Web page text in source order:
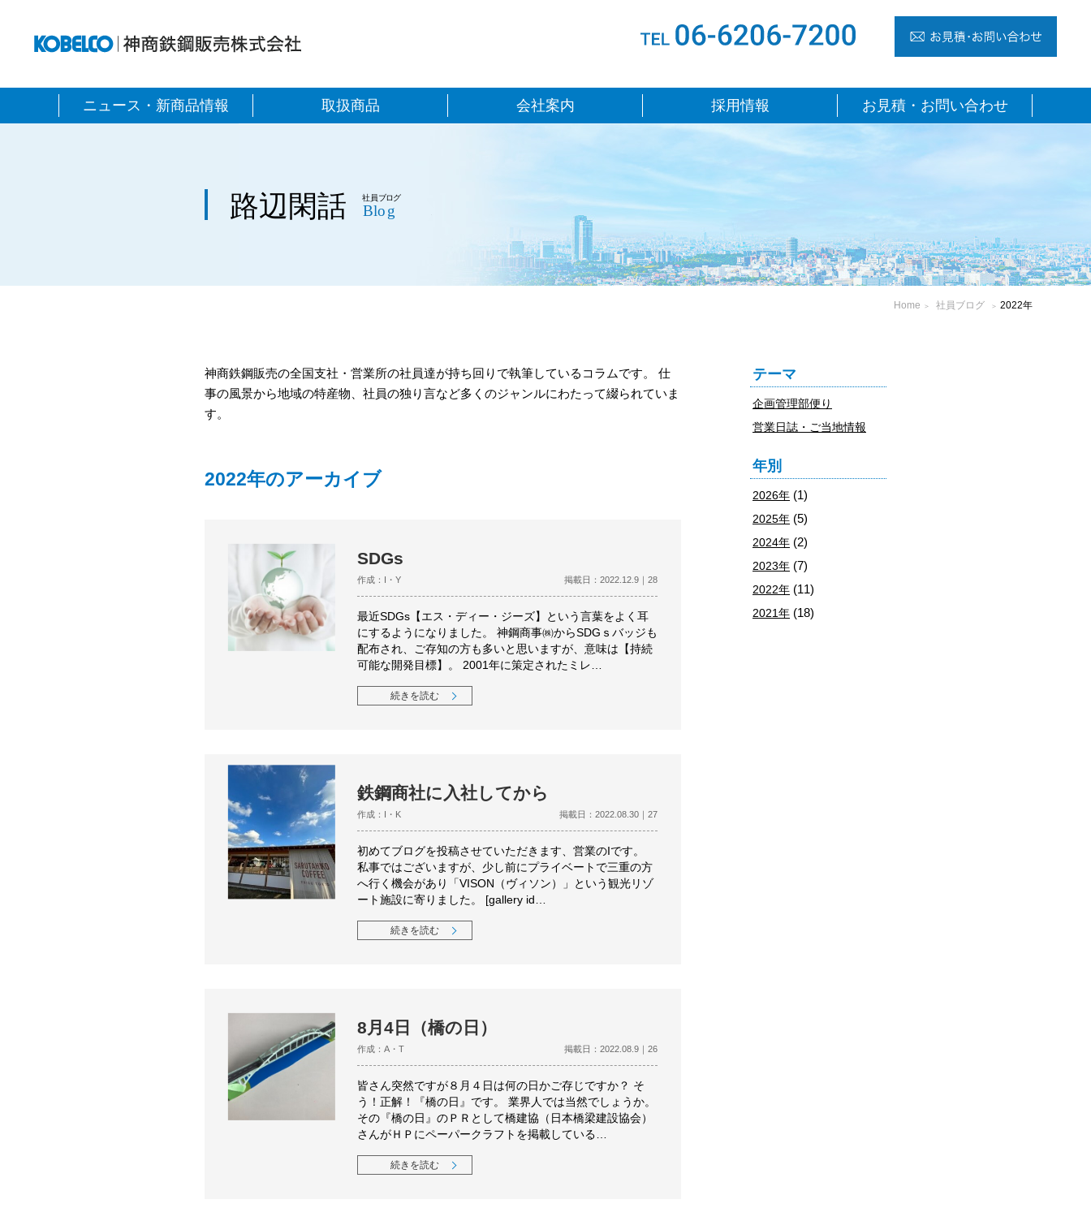
TEL 06-6206-7200
ニュース・新商品情報 取扱商品 会社案内 採用情報 お見積・お問い合わせ
路辺閑話
Home ＞ 社員ブログ ＞ 2022年
神商鉄鋼販売の全国支社・営業所の社員達が持ち回りで執筆しているコラムです。 仕
事の風景から地域の特産物、社員の独り言など多くのジャンルにわたって綴られていま
す。
2022年のアーカイブ
SDGs
作成：I・Y 掲載日：2022.12.9｜28
最近SDGs【エス・ディー・ジーズ】という言葉をよく耳
にするようになりました。 神鋼商事㈱からSDGｓバッジも
配布され、ご存知の方も多いと思いますが、意味は【持続
可能な開発目標】。 2001年に策定されたミレ…
続きを読む
鉄鋼商社に入社してから
作成：I・K 掲載日：2022.08.30｜27
初めてブログを投稿させていただきます、営業のIです。
私事ではございますが、少し前にプライベートで三重の方
へ行く機会があり「VISON（ヴィソン）」という観光リゾ
ート施設に寄りました。 [gallery id…
続きを読む
8月4日（橋の日）
作成：A・T 掲載日：2022.08.9｜26
皆さん突然ですが８月４日は何の日かご存じですか？ そ
う！正解！『橋の日』です。 業界人では当然でしょうか。
その『橋の日』のＰＲとして橋建協（日本橋梁建設協会）
さんがＨＰにペーパークラフトを掲載している…
続きを読む
テーマ
企画管理部便り
営業日誌・ご当地情報
年別
2026年 (1)
2025年 (5)
2024年 (2)
2023年 (7)
2022年 (11)
2021年 (18)